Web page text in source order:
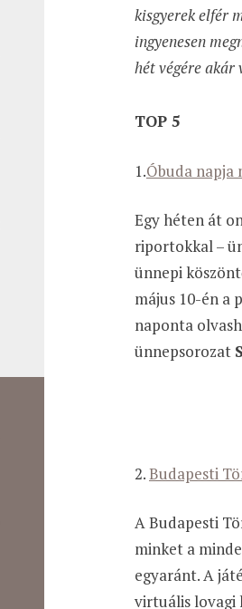
kisgyerek elfér
ingyenesen
hét végére
TOP 5
1.Óbuda napja
Egy héten át
riportokkal –
ünnepi
május 10-én a
naponta
ünnepsorozat
2.Budapesti
A Budapesti
minket a
egyaránt. A
virtuális lovagi